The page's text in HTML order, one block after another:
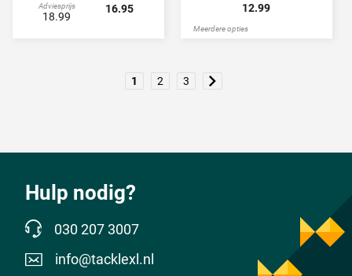
Adviesprijs
18.99
16.95 12.99
Meerdere opties
1 2 3
Hulp nodig?
030 207 3007
info@tacklexl.nl